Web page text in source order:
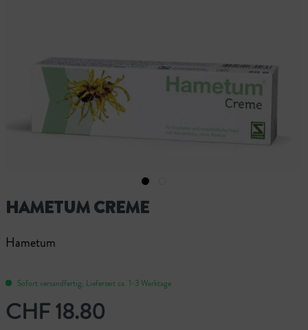
HAMETUM CREME
Hametum
Sofort versandfertig, Lieferzeit ca. 1-3 Werktage
CHF 18.80